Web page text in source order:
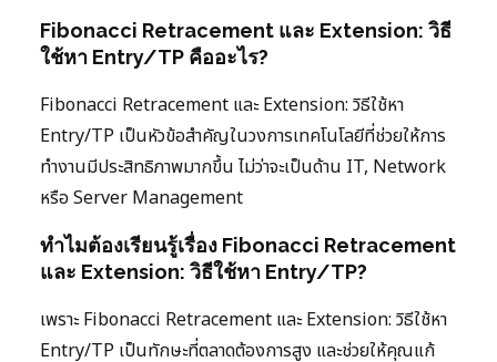
Fibonacci Retracement และ Extension: วิธี
ใช้หา Entry/TP คืออะไร?
Fibonacci Retracement และ Extension: วิธีใช้หา
Entry/TP เป็นหัวข้อสำคัญในวงการเทคโนโลยีที่ช่วยให้การ
ทำงานมีประสิทธิภาพมากขึ้น ไม่ว่าจะเป็นด้าน IT, Network
หรือ Server Management
ทำไมต้องเรียนรู้เรื่อง Fibonacci Retracement
และ Extension: วิธีใช้หา Entry/TP?
เพราะ Fibonacci Retracement และ Extension: วิธีใช้หา
Entry/TP เป็นทักษะที่ตลาดต้องการสูง และช่วยให้คุณแก้